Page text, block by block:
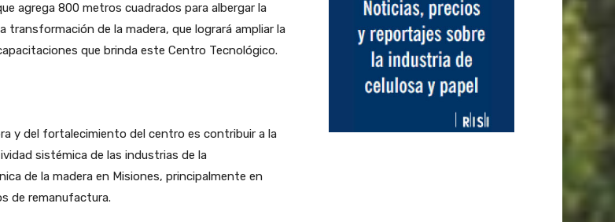
agrega 800 metros cuadrados para albergar la
transformación de la madera, que logrará ampliar la
que brinda este Centro Tecnológico.
y del fortalecimiento del centro es contribuir a la
sistémica de las industrias de la
de la madera en Misiones, principalmente en
de remanufactura.